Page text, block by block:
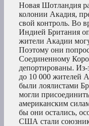
Новая Шотландия
колонии Акадия,
свой контроль. Во
Индией Британия
жители Акадии
Поэтому они
Соединенному
депортированы.
до 10 000 жителей
были лоялистами
могли
американским
бы они остались,
США стали